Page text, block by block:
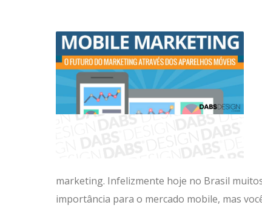
marketing. Infelizmente hoje no Brasil
importância para o mercado mobile, mas